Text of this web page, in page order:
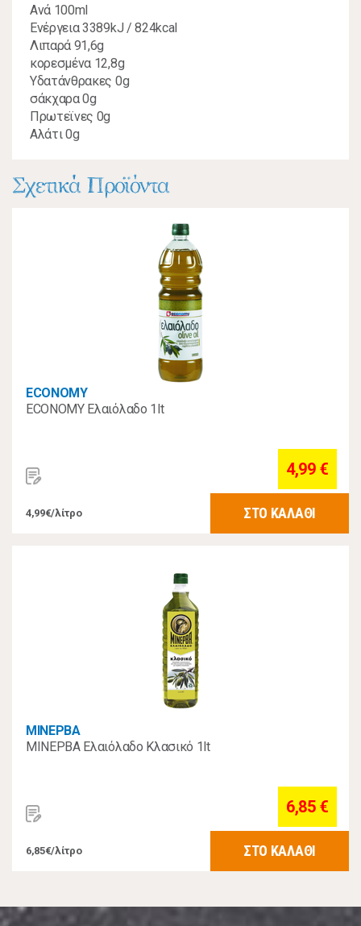
Ανά 100ml
Ενέργεια 3389kJ / 824kcal
Λιπαρά 91,6g
κορεσμένα 12,8g
Υδατάνθρακες 0g
σάκχαρα 0g
Πρωτεϊνες 0g
Αλάτι 0g
Σχετικά Προϊόντα
ECONOMY
ECONOMY Ελαιόλαδο 1lt
4,99 €
4,99€/λίτρο ΣΤΟ ΚΑΛΑΘΙ
ΜΙΝΕΡΒΑ
ΜΙΝΕΡΒΑ Ελαιόλαδο Κλασικό 1lt
6,85 €
6,85€/λίτρο ΣΤΟ ΚΑΛΑΘΙ